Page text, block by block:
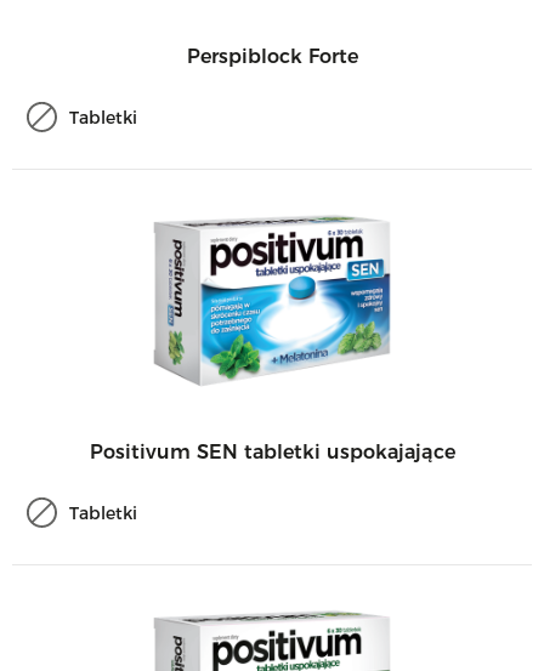
Perspiblock Forte
Tabletki
Positivum SEN tabletki uspokajające
Tabletki